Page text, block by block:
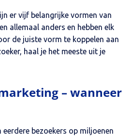
er vijf belangrijke vormen van
allemaal anders en hebben elk
de juiste vorm te koppelen aan
haal je het meeste uit je
– wanneer
bezoekers op miljoenen